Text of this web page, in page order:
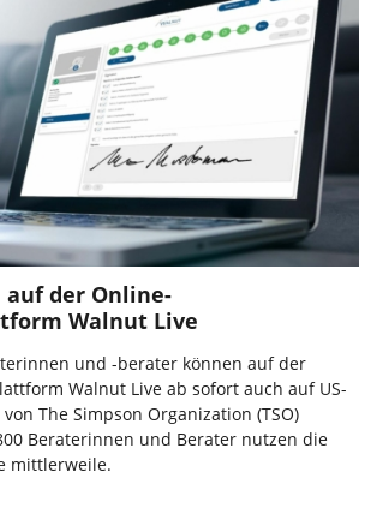
auf der Online-
Walnut Live
und -berater können auf der
Walnut Live ab sofort auch auf US-
The Simpson Organization (TSO)
Beraterinnen und Berater nutzen die
mittlerweile.